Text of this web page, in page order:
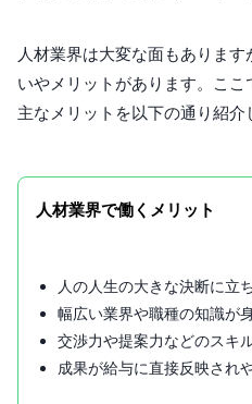
人材業界は大変な面もありま
いやメリットがあります。こ
主なメリットを以下の通り紹介
人材業界で働くメリット
人の人生の大きな決断に立
幅広い業界や職種の知識が
交渉力や提案力などのスキ
成果が給与に直接反映され